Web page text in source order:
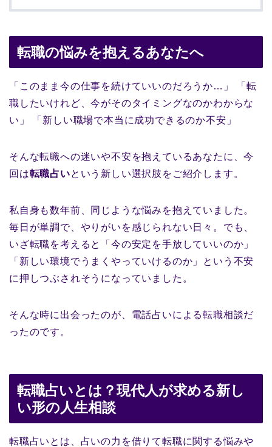
転職の悩みを抱えるあなたへ
「このまま今の仕事を続けていいのだろうか…」 「転
職したいけれど、今がそのタイミングなのかわからな
い」 「新しい職場で本当に成功できるのか不安」
そんな転職への迷いや不安を抱えているあなたに、今
回は転職占いという新しい選択肢をご紹介します。
私自身も数年前、同じような悩みを抱えていました。
毎日が単調で、やりがいを感じられない日々。でも、
いざ転職を考えると「今の安定を手放していいのか」
「新しい環境でうまくやっていけるのか」という不安
に押しつぶされそうになっていました。
そんな時に出会ったのが、電話占いによる転職相談だ
ったのです。
転職占いとは？現代人が求める新し
い形の人生相談
転職占いとは、占いの力を借りて転職に関する悩みや